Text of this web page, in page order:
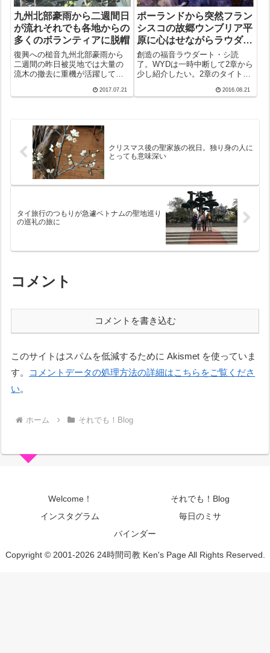
九州北部豪雨から二週間日
が流れそれでも各地からの
多くのボランティアに脱帽
復興への槌音九州北部豪雨から
二週間の昨日被災地では大量の
流木の撤去に重機が活躍してい
皆さんに地元の皆さんはどれほ
住宅建設のための...
2017.07.21
ポーランドから突然フラン
シスコの故郷ウンブリア平
原に心はせながらラウダー
ト・シ
創造の福音ラウダート・シ読
了。WYDは一時中断して2章から
少し紹介したい。2章のタイトル
の創造記事は…密接に絡み合う
2016.08.21
クリスマス後の聖家族の祝日。独り身の人に
とっても意味深い
タイ旅行のつもりが急遽ベトナムの聖地巡り
の巡礼の旅に
コメント
コメントを書き込む
このサイトはスパムを低減するために Akismet を使っていま
す。
コメントデータの処理方法の詳細はこちらをご覧くださ
い。
ホーム それでも！Blog
Welcome！
それでも！Blog
インスタグラム
毎日のミサ
バインダー
Copyright © 2001-2026 24時間司教 Ken's Page All Rights Reserved.